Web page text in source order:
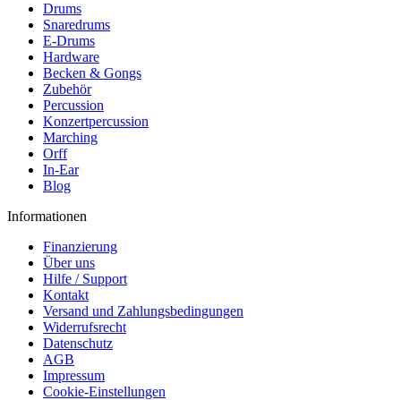
Drums
Snaredrums
E-Drums
Hardware
Becken & Gongs
Zubehör
Percussion
Konzertpercussion
Marching
Orff
In-Ear
Blog
Informationen
Finanzierung
Über uns
Hilfe / Support
Kontakt
Versand und Zahlungsbedingungen
Widerrufsrecht
Datenschutz
AGB
Impressum
Cookie-Einstellungen